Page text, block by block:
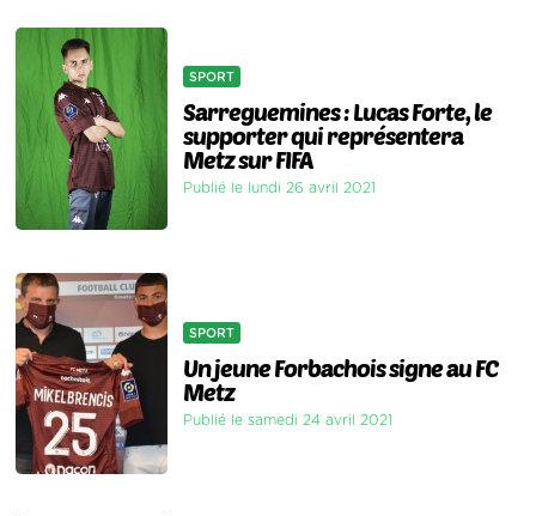
SPORT
Sarreguemines : Lucas Forte, le
supporter qui représentera
Metz sur FIFA
Publié le lundi 26 avril 2021
SPORT
Un jeune Forbachois signe au FC
Metz
Publié le samedi 24 avril 2021